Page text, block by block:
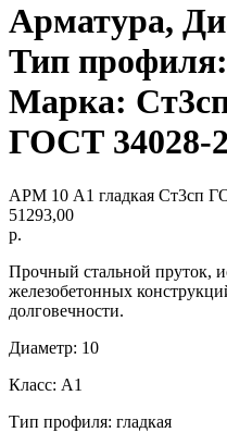
Арматура,
Тип
Марка:
ГОСТ 34028-
АРМ 10 А1 гладкая Ст3сп
51293,00
р.
Прочный стальной пруток,
железобетонных
долговечности.
Диаметр: 10
Класс: А1
Тип профиля: гладкая